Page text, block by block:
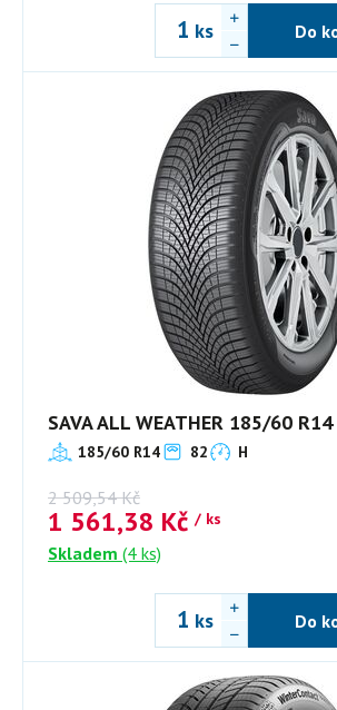
ks Do
SAVA ALL WEATHER 185/60
185/60 R14 82 H
2 509,54 Kč
1 561,38 Kč / ks
Skladem (4 ks)
ks Do